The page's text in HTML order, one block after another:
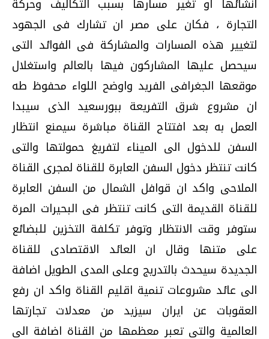
التجارة ، فكان على مصر ان تشارك فى الجهود
لتغيير هذه المسارات والمشاركة فى الفوائد التى
سيحصل عليها المشاركون فيها بالعالم واستغلال
موقعها الجغرافى الفريد واوضح اللواء محفوظ طه
ان مشروع شرق التفريعة ببورسعيد الذى سيبدا
العمل به بعد افتتاح القناة مباشرة سيمنع انتظار
السفن للدخول الى الميناء لتفريغ حمولتها والتى
كانت تنتظر دخول السفن العابرة للقناة لمجرى القناة
الملاحى واكد ان قوافل الشمال من السفن العابرة
للقناة القديمة التى كانت تنتظر فى البحيرات المرة
ستوفر وقت الانتظار وتوفر تكلفة التخزين للبضائع
على متنها وقال ان العائد الاقتصادى للقناة
الجديدة سيحدث بالتدريج وعلى المدى الطويل اضافة
الى عائد مشروعات تنمية اقليم القناة واكد ان رفع
العقوبات عن ايران سيزيد من معدلات تجارتها
العالمية والتى تعبر معظمها من القناة اضافة الى